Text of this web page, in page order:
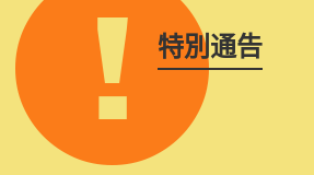
特別通告